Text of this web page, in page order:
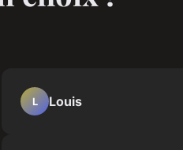
L Louis